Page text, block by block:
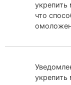
что